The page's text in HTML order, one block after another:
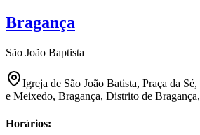
Bragança
São João Baptista
Igreja de São João Batista, Praça da
e Meixedo, Bragança, Distrito de
Horários: